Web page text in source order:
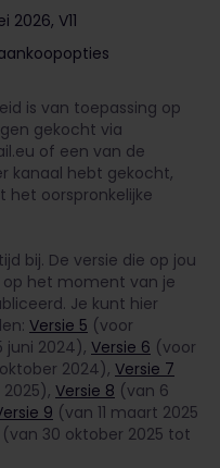
V11
is van toepassing op
gekocht via
of een van de
kanaal hebt gekocht,
oorspronkelijke
bij. De versie die op jou
op het moment van je
Je kunt hier
Versie 5 (voor
juni 2024), Versie 6 (voor
2024), Versie 7
Versie 8 (van 6
9 (van 11 maart 2025
(van 30 oktober 2025 tot